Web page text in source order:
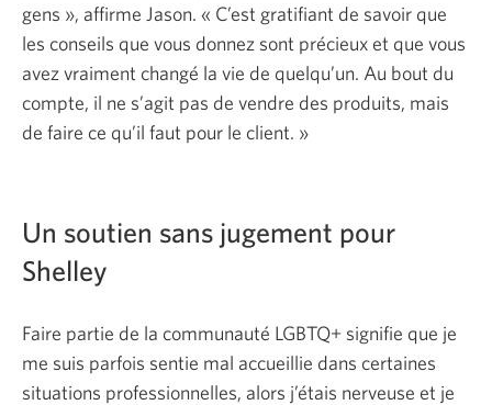
gens », affirme Jason. « C’est gratifiant de savoir que
les conseils que vous donnez sont précieux et que vous
avez vraiment changé la vie de quelqu’un. Au bout du
compte, il ne s’agit pas de vendre des produits, mais
de faire ce qu’il faut pour le client. »
Un soutien sans jugement pour
Shelley
Faire partie de la communauté LGBTQ+ signifie que je
me suis parfois sentie mal accueillie dans certaines
situations professionnelles, alors j’étais nerveuse et je